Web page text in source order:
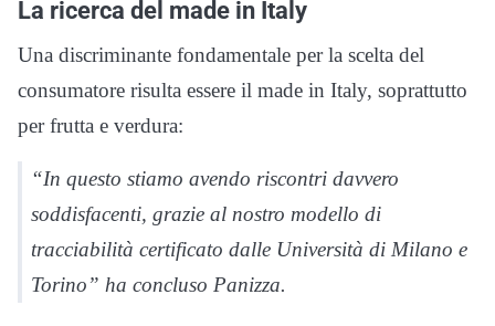
La ricerca del made in Italy
Una discriminante fondamentale per la scelta del
consumatore risulta essere il made in Italy, soprattutto
per frutta e verdura:
“In questo stiamo avendo riscontri davvero
soddisfacenti, grazie al nostro modello di
tracciabilità certificato dalle Università di Milano e
Torino” ha concluso Panizza.